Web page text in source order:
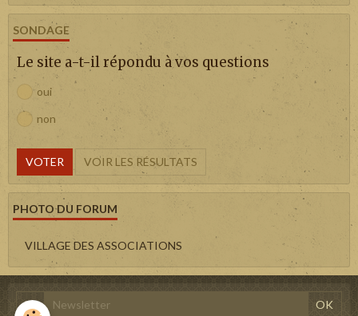
SONDAGE
Le site a-t-il répondu à vos questions
oui
non
VOTER VOIR LES RÉSULTATS
PHOTO DU FORUM
VILLAGE DES ASSOCIATIONS